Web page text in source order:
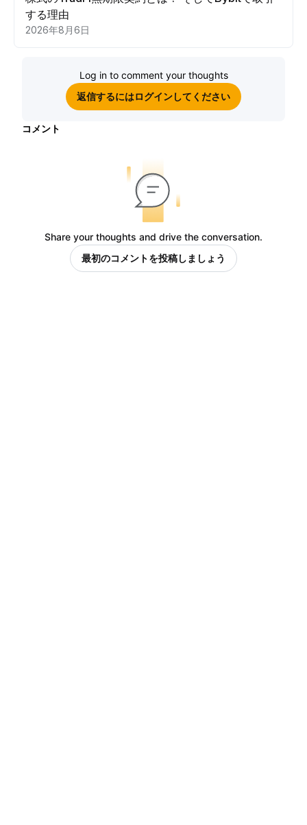
する理由
2026年8月6日
Log in to comment your thoughts
返信するにはログインしてください
コメント
Share your thoughts and drive the conversation.
最初のコメントを投稿しましょう